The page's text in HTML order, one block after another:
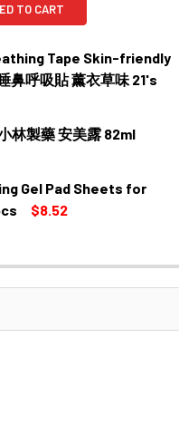
TO CART
Tape Skin-friendly
鼻呼吸貼 薰衣草味 21's
林製藥 安美露 82ml
AMMELTZ LOTION 小
KOBAYASHI AMMELTZ
Gel Pad Sheets for
$8.52
NETSUSAMA
KOBAYASHI